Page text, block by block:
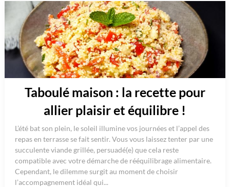
Taboulé maison : la recette pour
allier plaisir et équilibre !
L’été bat son plein, le soleil illumine vos journées et l’appel des
repas en terrasse se fait sentir. Vous vous laissez tenter par une
succulente viande grillée, persuadé(e) que cela reste
compatible avec votre démarche de rééquilibrage alimentaire.
Cependant, le dilemme surgit au moment de choisir
l’accompagnement idéal qui...